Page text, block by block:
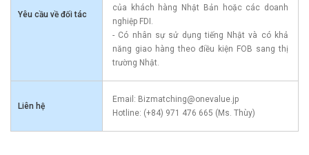
Yêu cầu về đối tác
của khách hàng Nhật Bản hoặc các doanh
nghiệp FDI.
- Có nhân sự sử dụng tiếng Nhật và có khả
năng giao hàng theo điều kiện FOB sang thị
trường Nhật.
Liên hệ
Email: Bizmatching@onevalue.jp
Hotline: (+84) 971 476 665 (Ms. Thùy)